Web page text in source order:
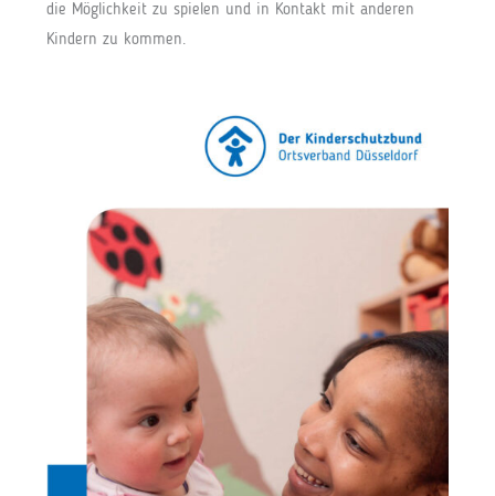
die Möglichkeit zu spielen und in Kontakt mit anderen
Kindern zu kommen.